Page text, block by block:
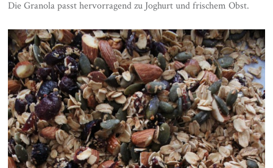
Die Granola passt hervorragend zu Joghurt und frischem Obst.